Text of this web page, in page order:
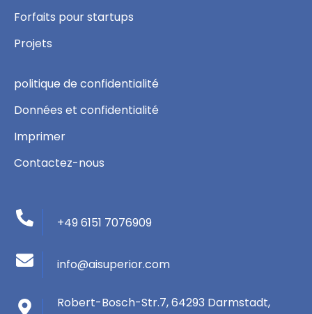
Forfaits pour startups
Projets
politique de confidentialité
Données et confidentialité
Imprimer
Contactez-nous
+49 6151 7076909
info@aisuperior.com
Robert-Bosch-Str.7, 64293 Darmstadt,